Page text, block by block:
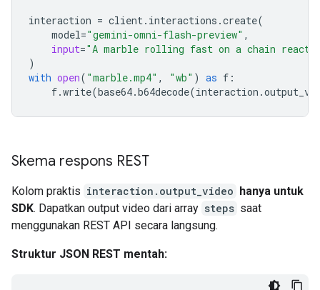
interaction = client. interactions .create(
model="gemini-omni-flash-preview" ,
input="A marble rolling fast on a chain
)
with open( "marble.mp4" , "wb" ) as f :
f.write(base64.b64decode(interaction .
Skema respons REST
Kolom praktis interaction.output_video hanya untuk
SDK. Dapatkan output video dari array steps saat
menggunakan REST API secara langsung.
Struktur JSON REST mentah: